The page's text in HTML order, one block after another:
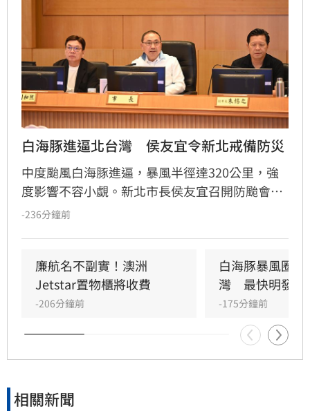
白海豚進逼北台灣　侯友宜令新北戒備防災
中度颱風白海豚進逼，暴風半徑達320公里，強
度影響不容小覷。新北市長侯友宜召開防颱會
議，要求市府團隊與29區公所全面戒備，針對易
民提前檢查陽台排水、固定招牌，颱風期間避免
前往山區或海邊，並透過新北災訊E點通隨時掌
握最新防災資訊，共同守護城市安全。
-236分鐘前
廉航名不副實！澳洲
Jetstar置物櫃將收費
-206分鐘前
白海豚暴風圈
灣　最快明發海
-175分鐘前
相關新聞